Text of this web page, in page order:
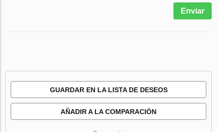
Enviar
GUARDAR EN LA LISTA DE DESEOS
AÑADIR A LA COMPARACIÓN